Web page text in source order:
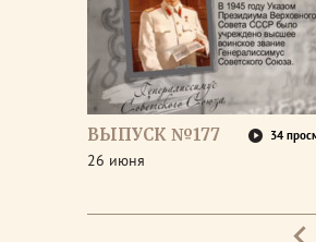
ВЫПУСК №177 34
26 июня